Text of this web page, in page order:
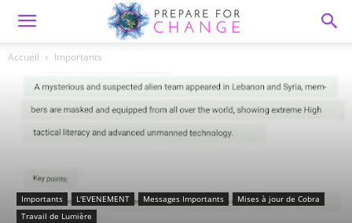
Accueil Importants
Importants L'EVENEMENT Messages Importants
Mises à jour de Cobra
Travail de Lumière